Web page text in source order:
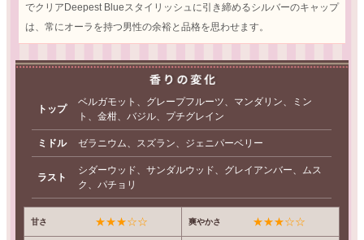
でクリアDeepest Blueスタイリッシュに引き締めるシルバーのキャップ
は、常にオーラを持つ男性の余裕と品格を思わせます。
トップ
ベルガモット、グレープフルーツ、マンダリン、ミン
ト、金柑、バジル、プチグレイン
ミドル ゼラニウム、スズラン、ジェニパーベリー
ラスト
シダーウッド、サンダルウッド、グレイアンバー、ムス
ク、パチョリ
甘さ ★★★☆☆ 爽やかさ ★★★☆☆